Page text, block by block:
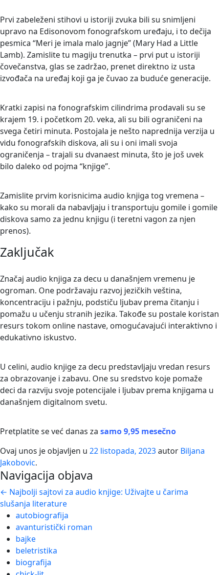
Prvi zabeleženi stihovi u istoriji zvuka bili su snimljeni
upravo na Edisonovom fonografskom uređaju, i to dečija
pesmica “Meri je imala malo jagnje” (Mary Had a Little
Lamb). Zamislite tu magiju trenutka – prvi put u istoriji
čovečanstva, glas se zadržao, prenet direktno iz usta
izvođača na uređaj koji ga je čuvao za buduće generacije.
Kratki zapisi na fonografskim cilindrima prodavali su se
krajem 19. i početkom 20. veka, ali su bili ograničeni na
svega četiri minuta. Postojala je nešto naprednija verzija u
vidu fonografskih diskova, ali su i oni imali svoja
ograničenja – trajali su dvanaest minuta, što je još uvek
bilo daleko od pojma “knjige”.
Zamislite prvim korisnicima audio knjiga tog vremena –
kako su morali da nabavljaju i transportuju gomile i gomile
diskova samo za jednu knjigu (i teretni vagon za njen
prenos).
Zaključak
Značaj audio knjiga za decu u današnjem vremenu je
ogroman. One podržavaju razvoj jezičkih veština,
koncentraciju i pažnju, podstiču ljubav prema čitanju i
pomažu u učenju stranih jezika. Takođe su postale koristan
resurs tokom online nastave, omogućavajući interaktivno i
edukativno iskustvo.
U celini, audio knjige za decu predstavljaju vredan resurs
za obrazovanje i zabavu. One su sredstvo koje pomaže
deci da razviju svoje potencijale i ljubav prema knjigama u
današnjem digitalnom svetu.
Pretplatite se već danas za samo 9,95 mesečno
Ovaj unos je objavljen u 22 listopada, 2023autor Biljana
Jakobovic.
Navigacija objava
← Najbolji sajtovi za audio knjige: Uživajte u čarima
slušanja literature
autobiografija
avanturistički roman
bajke
beletristika
biografija